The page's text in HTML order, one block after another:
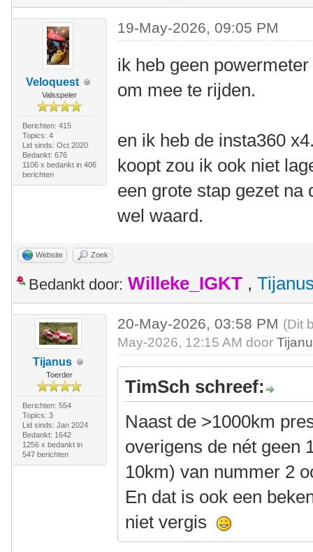
Veloquest
Valsspeler
Berichten: 415
Topics: 4
Lid sinds: Oct 2020
Bedankt: 676
1106 x bedankt in 406
berichten
19-May-2026, 09:05 PM
ik heb geen
om mee te rijden.
en ik heb de insta360
koopt zou ik ook niet
een grote stap gezet na
wel waard.
Website Zoek
Bedankt door: Willeke_IGKT ,
Tijanus
Toerder
Berichten: 554
Topics: 3
Lid sinds: Jan 2024
Bedankt: 1642
1256 x bedankt in
547 berichten
20-May-2026, 03:58 PM (Dit
May-2026, 12:15 AM door
TimSch schreef:
Naast de >1000km
overigens de nét geen
10km) van nummer 2
En dat is ook een
niet vergis